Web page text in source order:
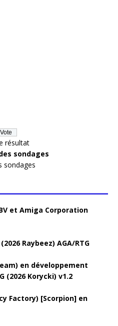
résultat
sondages
sondages
et Amiga Corporation
Raybeez) AGA/RTG
en développement
(2026 Korycki) v1.2
Factory) [Scorpion] en